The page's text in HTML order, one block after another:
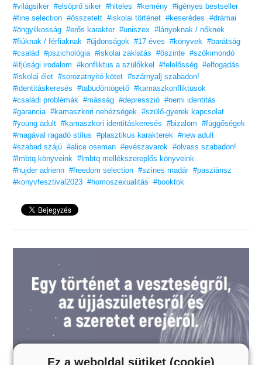
„Először is, le a kalappal Alice Oseman előtt.
19 évesen publikált szerzőnek lenni, azt
hiszem, ez önmagában is csodálatra méltó.
Azt is gondolom, hogy Oseman olyan
karaktereket alkotott, akik igazán
hangsúlyossá teszik a cselekményt.”
– jboo1698, The Guardian
#világsiker #elsöprő siker #hiteles #kemény #igényes bestseller
#fine selection #összetett #iskolai történet #keserédes
#drámai
#öngyilkosság #erős karakter #uniszex #lányoknak / nőknek
#fiúknak / férfiaknak #újdonságok #17 éves #könyvek #barátság
#család
#pszichológia #iskolai zaklatás #őszinte #szókimondó
#ifjúsági irodalom
#konfliktus a szülőkkel #felelősség #elfogadás
#iskolai élet #sorozatnyitó kötet #szárnyalj szabadon!
#identitáskeresés
#tabudöntögető #kamaszkonfliktusok
#családi problémák #másság #depresszió #nemi identitás
#garancia #kamaszkori nehézségek #szülő-gyerek kapcsolat
#young adult #kamaszkori identitáskeresés #bizalom
#függőségek
#magával ragadó stílus
#plasztikus karakterek #new adult
#szabad szájú #alice oseman #evészavarok #olvass szabadon!
#lmbtq könyveink #lmbtq mellékszereplős könyveink
#hujder adrienn #freedom selection #színes madár #pasziánsz
#konyvfesztival2023 #homoszexualitás #booktok
Ez a weboldal sütiket (cookie)